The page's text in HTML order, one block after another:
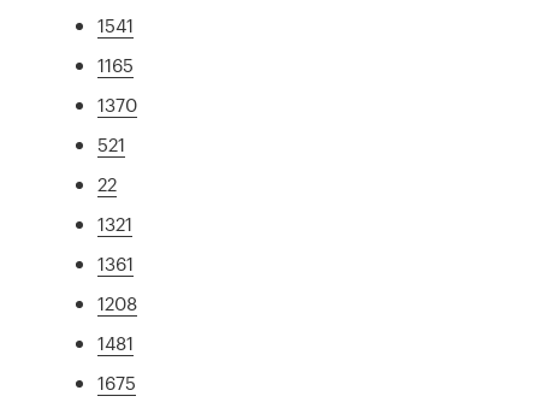
1541
1165
1370
521
22
1321
1361
1208
1481
1675